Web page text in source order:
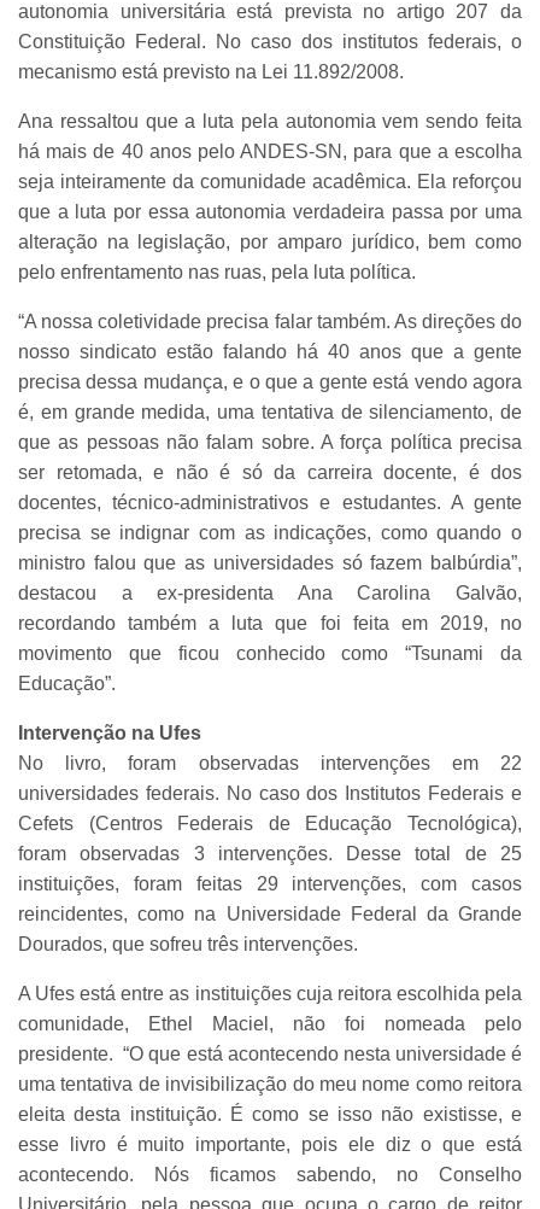
autonomia universitária está prevista no artigo 207 da
Constituição Federal. No caso dos institutos federais, o
mecanismo está previsto na Lei 11.892/2008.
Ana ressaltou que a luta pela autonomia vem sendo feita
há mais de 40 anos pelo ANDES-SN, para que a escolha
seja inteiramente da comunidade acadêmica. Ela reforçou
que a luta por essa autonomia verdadeira passa por uma
alteração na legislação, por amparo jurídico, bem como
pelo enfrentamento nas ruas, pela luta política.
“A nossa coletividade precisa falar também. As direções do
nosso sindicato estão falando há 40 anos que a gente
precisa dessa mudança, e o que a gente está vendo agora
é, em grande medida, uma tentativa de silenciamento, de
que as pessoas não falam sobre. A força política precisa
ser retomada, e não é só da carreira docente, é dos
docentes, técnico-administrativos e estudantes. A gente
precisa se indignar com as indicações, como quando o
ministro falou que as universidades só fazem balbúrdia”,
destacou a ex-presidenta Ana Carolina Galvão,
recordando também a luta que foi feita em 2019, no
movimento que ficou conhecido como “Tsunami da
Educação”.
Intervenção na Ufes
No livro, foram observadas intervenções em 22
universidades federais. No caso dos Institutos Federais e
Cefets (Centros Federais de Educação Tecnológica),
foram observadas 3 intervenções. Desse total de 25
instituições, foram feitas 29 intervenções, com casos
reincidentes, como na Universidade Federal da Grande
Dourados, que sofreu três intervenções.
A Ufes está entre as instituições cuja reitora escolhida pela
comunidade, Ethel Maciel, não foi nomeada pelo
presidente. “O que está acontecendo nesta universidade é
uma tentativa de invisibilização do meu nome como reitora
eleita desta instituição. É como se isso não existisse, e
esse livro é muito importante, pois ele diz o que está
acontecendo. Nós ficamos sabendo, no Conselho
Universitário, pela pessoa que ocupa o cargo de reitor